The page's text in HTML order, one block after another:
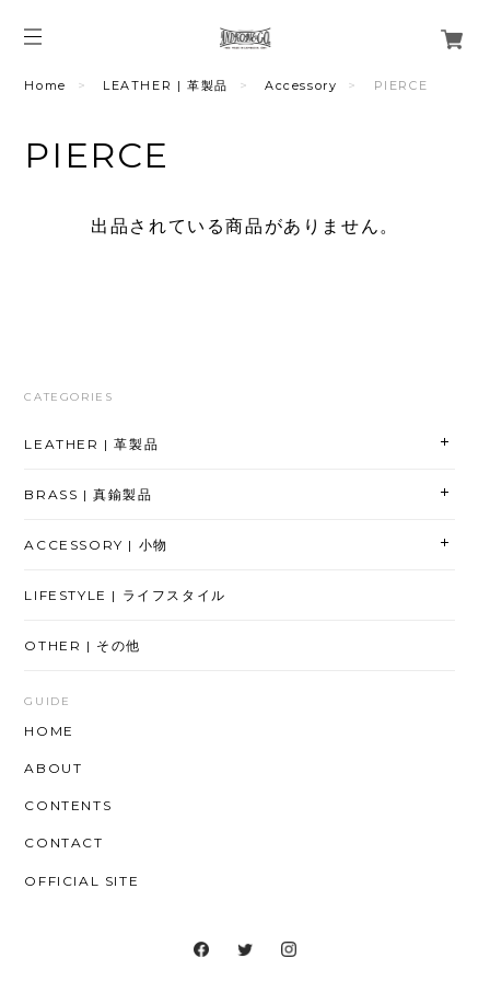
Home LEATHER | 革製品 Accessory PIERCE
PIERCE
出品されている商品がありません。
CATEGORIES
LEATHER | 革製品
BRASS | 真鍮製品
ACCESSORY | 小物
LIFESTYLE | ライフスタイル
OTHER | その他
GUIDE
HOME
ABOUT
CONTENTS
CONTACT
OFFICIAL SITE